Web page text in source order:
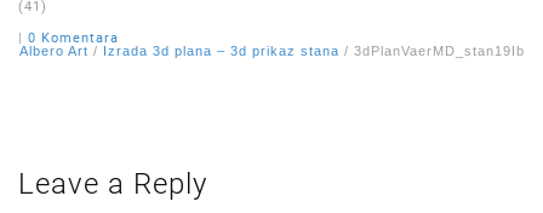
(41)
0 Komentara
Albero Art / Izrada 3d plana – 3d prikaz stana / 3dPlanVaerMD_stan19Ib
Leave a Reply